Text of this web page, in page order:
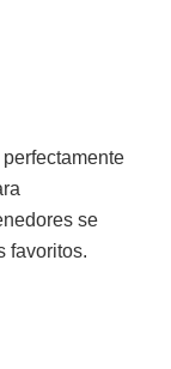
se
favoritos.